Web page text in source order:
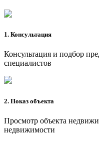
1. Консультация
Консультация и подбор
специалистов
2. Показ объекта
Просмотр объекта
недвижимости